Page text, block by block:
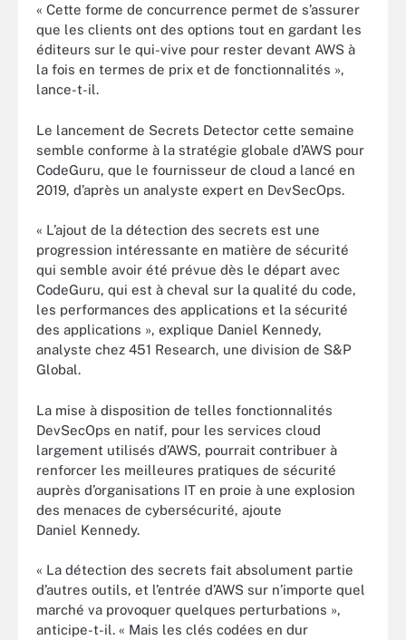
« Cette forme de concurrence permet de s’assurer
que les clients ont des options tout en gardant les
éditeurs sur le qui-vive pour rester devant AWS à
la fois en termes de prix et de fonctionnalités »,
lance-t-il.
Le lancement de Secrets Detector cette semaine
semble conforme à la stratégie globale d’AWS pour
CodeGuru, que le fournisseur de cloud a lancé en
2019, d’après un analyste expert en DevSecOps.
« L’ajout de la détection des secrets est une
progression intéressante en matière de sécurité
qui semble avoir été prévue dès le départ avec
CodeGuru, qui est à cheval sur la qualité du code,
les performances des applications et la sécurité
des applications », explique Daniel Kennedy,
analyste chez 451 Research, une division de S&P
Global.
La mise à disposition de telles fonctionnalités
DevSecOps en natif, pour les services cloud
largement utilisés d’AWS, pourrait contribuer à
renforcer les meilleures pratiques de sécurité
auprès d’organisations IT en proie à une explosion
des menaces de cybersécurité, ajoute
Daniel Kennedy.
« La détection des secrets fait absolument partie
d’autres outils, et l’entrée d’AWS sur n’importe quel
marché va provoquer quelques perturbations »,
anticipe-t-il. « Mais les clés codées en dur